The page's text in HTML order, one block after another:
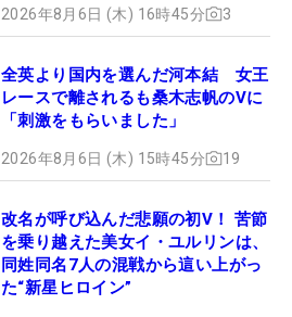
2026年8月6日 (木) 16時45分 3
全英より国内を選んだ河本結 女王
レースで離されるも桑木志帆のVに
「刺激をもらいました」
2026年8月6日 (木) 15時45分 19
改名が呼び込んだ悲願の初V！ 苦節
を乗り越えた美女イ・ユルリンは、
同姓同名7人の混戦から這い上がっ
た“新星ヒロイン”